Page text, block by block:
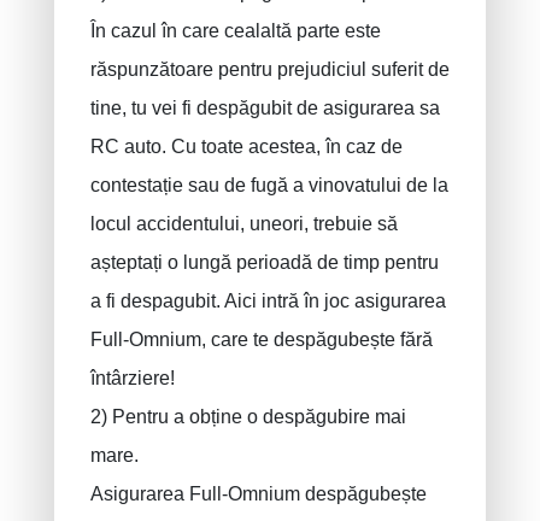
În cazul în care cealaltă parte este
răspunzătoare pentru prejudiciul suferit de
tine, tu vei fi despăgubit de asigurarea sa
RC auto. Cu toate acestea, în caz de
contestație sau de fugă a vinovatului de la
locul accidentului, uneori, trebuie să
așteptați o lungă perioadă de timp pentru
a fi despagubit. Aici intră în joc asigurarea
Full-Omnium, care te despăgubește fără
întârziere!
2) Pentru a obține o despăgubire mai
mare.
Asigurarea Full-Omnium despăgubește